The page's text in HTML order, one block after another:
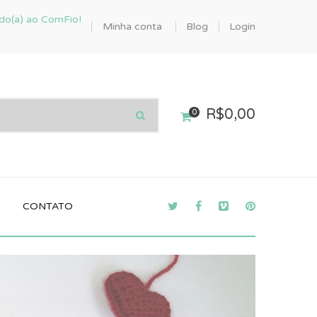
ao ComFio!
Minha conta Blog Login
0 R$0,00
CONTATO